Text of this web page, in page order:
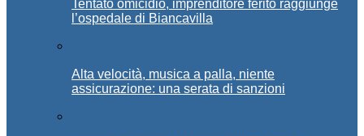
Tentato omicidio, imprenditore ferito raggiunge
l’ospedale di Biancavilla
Alta velocità, musica a palla, niente
assicurazione: una serata di sanzioni